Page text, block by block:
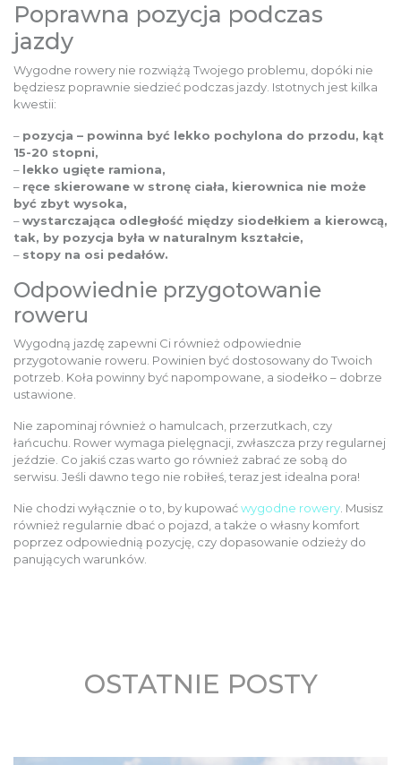
Poprawna pozycja podczas
jazdy
Wygodne rowery nie rozwiążą Twojego problemu, dopóki nie
będziesz poprawnie siedzieć podczas jazdy. Istotnych jest kilka
kwestii:
– pozycja – powinna być lekko pochylona do przodu, kąt
15-20 stopni,
– lekko ugięte ramiona,
– ręce skierowane w stronę ciała, kierownica nie może
być zbyt wysoka,
–wystarczająca odległość między siodełkiem a kierowcą,
tak, by pozycja była w naturalnym kształcie,
– stopy na osi pedałów.
Odpowiednie przygotowanie
roweru
Wygodną jazdę zapewni Ci również odpowiednie
przygotowanie roweru. Powinien być dostosowany do Twoich
potrzeb. Koła powinny być napompowane, a siodełko – dobrze
ustawione.
Nie zapominaj również o hamulcach, przerzutkach, czy
łańcuchu. Rower wymaga pielęgnacji, zwłaszcza przy regularnej
jeździe. Co jakiś czas warto go również zabrać ze sobą do
serwisu. Jeśli dawno tego nie robiłeś, teraz jest idealna pora!
Nie chodzi wyłącznie o to, by kupowaćwygodne rowery . Musisz
również regularnie dbać o pojazd, a także o własny komfort
poprzez odpowiednią pozycję, czy dopasowanie odzieży do
panujących warunków.
OSTATNIE POSTY